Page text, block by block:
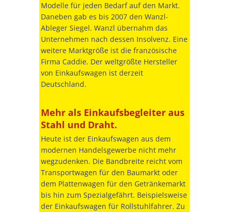
Modelle für jeden Bedarf auf den Markt.
Daneben gab es bis 2007 den Wanzl-
Ableger Siegel. Wanzl übernahm das
Unternehmen nach dessen Insolvenz. Eine
weitere Marktgröße ist die französische
Firma Caddie. Der weltgrößte Hersteller
von Einkaufswagen ist derzeit
Deutschland.
Mehr als Einkaufsbegleiter aus
Stahl und Draht.
Heute ist der Einkaufswagen aus dem
modernen Handelsgewerbe nicht mehr
wegzudenken. Die Bandbreite reicht vom
Transportwagen für den Baumarkt oder
dem Plattenwagen für den Getränkemarkt
bis hin zum Spezialgefährt. Beispielsweise
der Einkaufswagen für Rollstuhlfahrer. Zu